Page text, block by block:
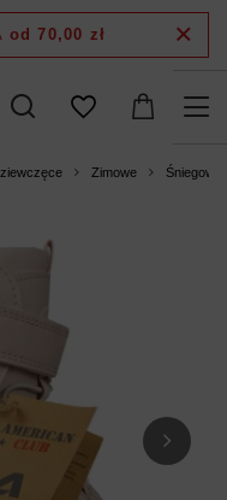
od 70,00 zł
Zimowe